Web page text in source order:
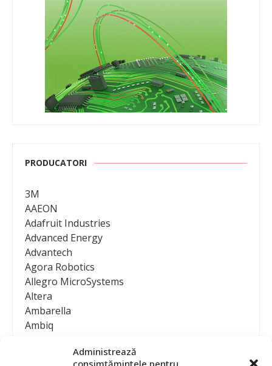
Administrează
consimțămintele pentru
PRODUCATORI
3M
AAEON
Adafruit Industries
Advanced Energy
Advantech
Agora Robotics
Allegro MicroSystems
Altera
Ambarella
Ambiq